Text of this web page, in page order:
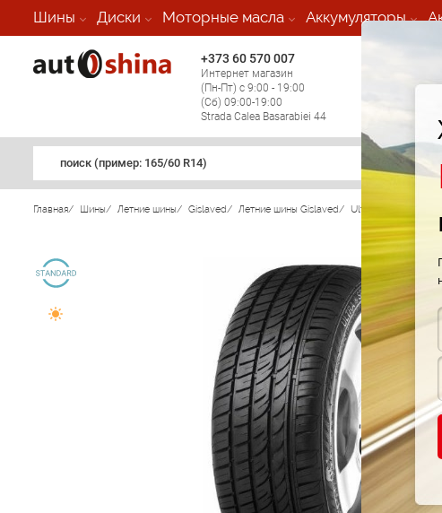
Шины Диски Моторные масла Аккумуляторы
+373 60 570 007
Интернет магазин
(Пн-Пт) с 9:00 - 19:00
(Сб) 09:00-19:00
Strada Calea Basarabiei 44
поиск (примеp: 165/60 R14)
Главная/ Шины/ Летние шины/ Gislaved/ Летние шины Gislaved/ Ultra Speed